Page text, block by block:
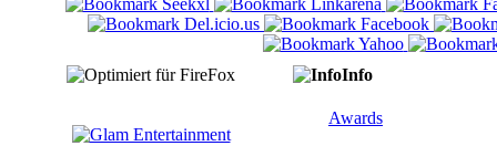
Info
Awards